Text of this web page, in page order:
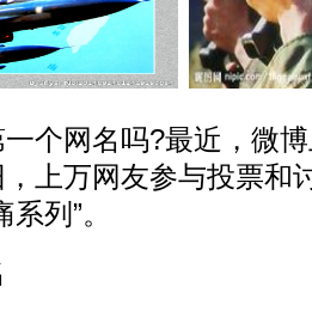
网名吗?最近，微博
上万网友参与投票和
列”。